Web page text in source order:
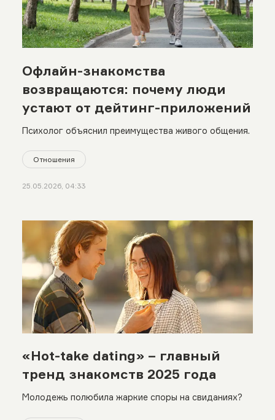
Офлайн-знакомства
возвращаются: почему люди
устают от дейтинг-приложений
Психолог объяснил преимущества живого общения.
Отношения
25.05.2026, 04:33
«Hot-take dating» – главный
тренд знакомств 2025 года
Молодежь полюбила жаркие споры на свиданиях?